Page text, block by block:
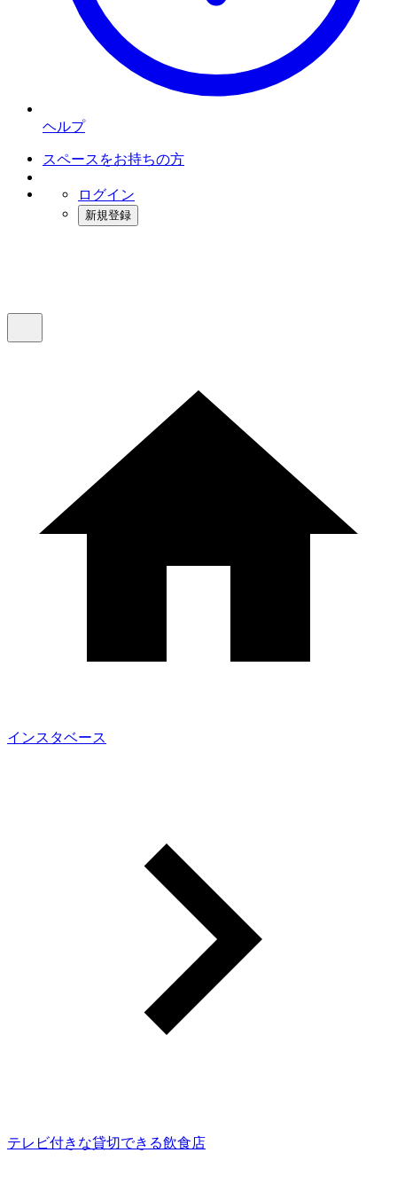
ヘルプ
スペースをお持ちの方
ログイン
新規登録
インスタベース
テレビ付きな貸切できる飲食店